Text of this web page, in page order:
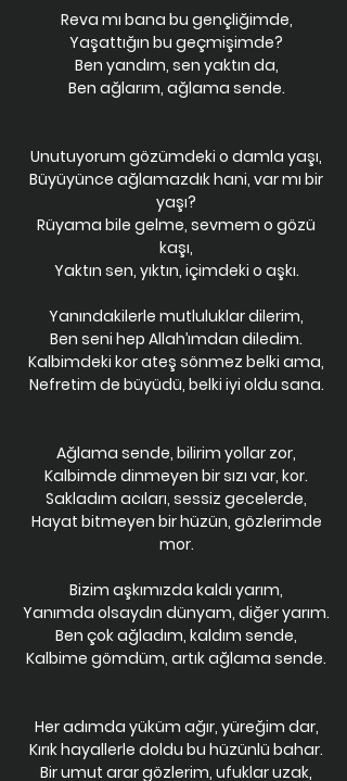
Reva mı bana bu gençliğimde,
Yaşattığın bu geçmişimde?
Ben yandım, sen yaktın da,
Ben ağlarım, ağlama sende.
Unutuyorum gözümdeki o damla yaşı,
Büyüyünce ağlamazdık hani, var mı bir
yaşı?
Rüyama bile gelme, sevmem o gözü
kaşı,
Yaktın sen, yıktın, içimdeki o aşkı.
Yanındakilerle mutluluklar dilerim,
Ben seni hep Allah’ımdan diledim.
Kalbimdeki kor ateş sönmez belki ama,
Nefretim de büyüdü, belki iyi oldu sana.
Ağlama sende, bilirim yollar zor,
Kalbimde dinmeyen bir sızı var, kor.
Sakladım acıları, sessiz gecelerde,
Hayat bitmeyen bir hüzün, gözlerimde
mor.
Bizim aşkımızda kaldı yarım,
Yanımda olsaydın dünyam, diğer yarım.
Ben çok ağladım, kaldım sende,
Kalbime gömdüm, artık ağlama sende.
Her adımda yüküm ağır, yüreğim dar,
Kırık hayallerle doldu bu hüzünlü bahar.
Bir umut arar gözlerim, ufuklar uzak,